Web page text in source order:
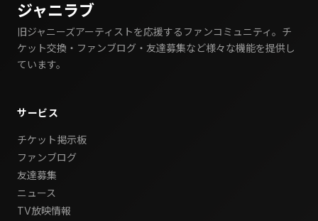
ジャニラブ
旧ジャニーズアーティストを応援するファンコミュニティ。チ
ケット交換・ファンブログ・友達募集など様々な機能を提供し
ています。
サービス
チケット掲示板
ファンブログ
友達募集
ニュース
TV放映情報